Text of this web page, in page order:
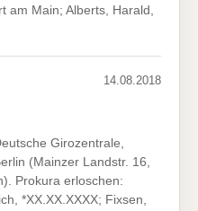
am Main; Alberts, Harald,
14.08.2018
Girozentrale,
(Mainzer Landstr. 16,
Prokura erloschen:
*XX.XX.XXXX; Fixsen,